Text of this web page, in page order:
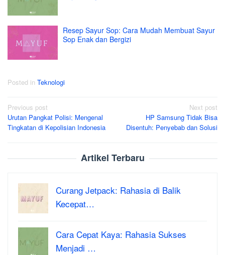
Resep Sayur Sop: Cara Mudah Membuat Sayur
Sop Enak dan Bergizi
Posted in Teknologi
Post
navigation
Previous post
Urutan Pangkat Polisi: Mengenal
Tingkatan di Kepolisian Indonesia
Next post
HP Samsung Tidak Bisa
Disentuh: Penyebab dan Solusi
Artikel Terbaru
Curang Jetpack: Rahasia di Balik
Kecepat…
Cara Cepat Kaya: Rahasia Sukses
Menjadi …